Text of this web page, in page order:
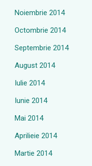
Noiembrie 2014
Octombrie 2014
Septembrie 2014
August 2014
Iulie 2014
Iunie 2014
Mai 2014
Aprilieie 2014
Martie 2014